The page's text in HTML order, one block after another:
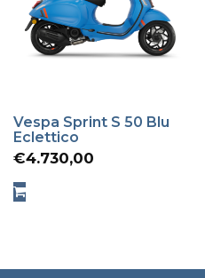
Vespa Sprint S 50 Blu
Eclettico
€4.730,00